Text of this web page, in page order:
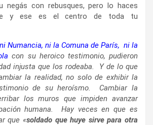
negás con rebusques, pero lo haces
y ese es el centro de toda tu
Numancia, ni la Comuna de París, ni la
con su heroico testimonio, pudieron
injusta que los rodeaba. Y de lo que
la realidad, no solo de exhibir la
de su heroísmo. Cambiar la
los muros que impiden avanzar
humana. Hay veces en que es
que «soldado que huye sirve para otra